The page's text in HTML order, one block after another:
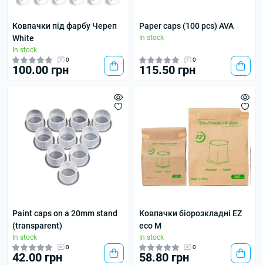
Ковпачки під фарбу Череп
White
In stock
0
100.00 грн
Paper caps (100 pcs) AVA
In stock
0
115.50 грн
Paint caps on a 20mm stand
(transparent)
In stock
0
42.00 грн
Ковпачки біорозкладні EZ
eco М
In stock
0
58.80 грн